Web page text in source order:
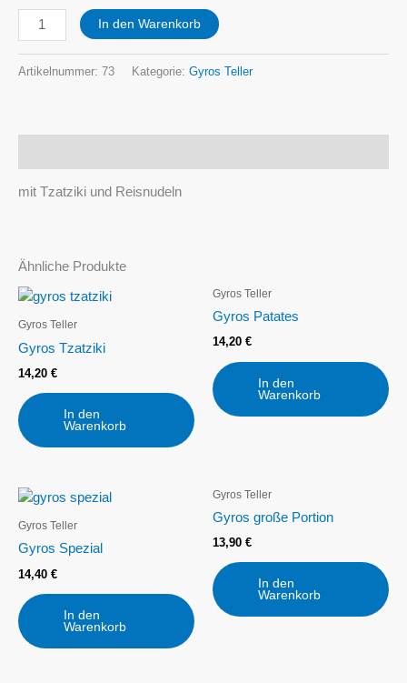
In den Warenkorb
Artikelnummer: 73 Kategorie: Gyros Teller
mit Tzatziki und Reisnudeln
Ähnliche Produkte
Gyros Teller
Gyros Tzatziki
14,20 €
In den
Warenkorb
Gyros Teller
Gyros Patates
14,20 €
In den
Warenkorb
Gyros Teller
Gyros Spezial
14,40 €
In den
Warenkorb
Gyros Teller
Gyros große Portion
13,90 €
In den
Warenkorb